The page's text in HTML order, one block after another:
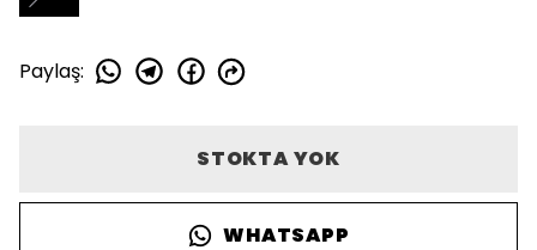
Paylaş:
STOKTA YOK
WHATSAPP